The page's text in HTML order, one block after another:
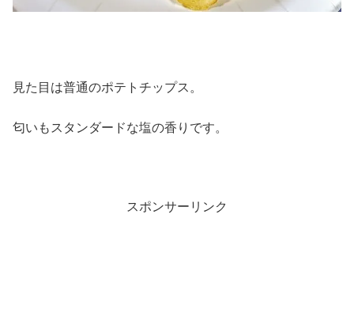
見た目は普通のポテトチップス。
匂いもスタンダードな塩の香りです。
スポンサーリンク